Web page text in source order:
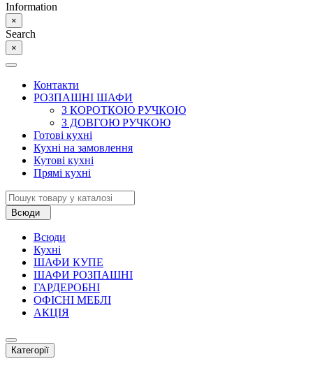
Information
×
Search
×
Контакти
РОЗПАШНІ ШАФИ
З КОРОТКОЮ РУЧКОЮ
З ДОВГОЮ РУЧКОЮ
Готові кухні
Кухні на замовлення
Кутові кухні
Прямі кухні
Всюди
Всюди
Кухні
ШАФИ КУПЕ
ШАФИ РОЗПАШНІ
ГАРДЕРОБНІ
ОФІСНІ МЕБЛІ
АКЦІЯ
Категорії